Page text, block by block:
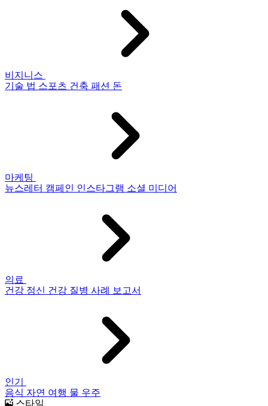
비지니스
기술 법 스포츠 건축 패션 돈
마케팅
뉴스레터 캠페인 인스타그램 소셜 미디어
의료
건강 정신 건강 질병 사례 보고서
인기
음식 자연 여행 물 우주
스타일